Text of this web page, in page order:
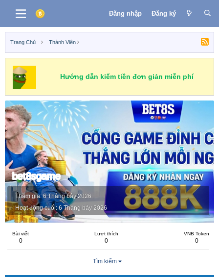
Đăng nhập Đăng ký
Trang Chủ Thành Viên
Hướng dẫn kiếm tiền đơn giản miễn phí
bet8sgame
Tham gia 6 Tháng bảy 2026
Hoạt động cuối 6 Tháng bảy 2026
Bài viết
0
Lượt thích
0
VNB Token
0
Tìm kiếm